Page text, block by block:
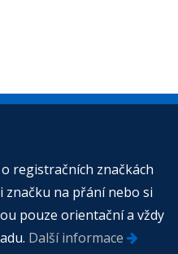
registračních značkách
značku na přání nebo si
pouze orientační a vždy
Další informace